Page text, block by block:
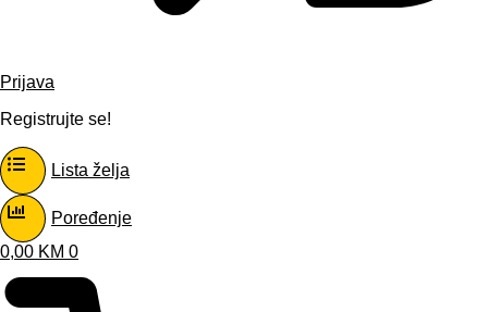
Prijava
Registrujte se!
Lista želja
Poređenje
0,00 KM 0